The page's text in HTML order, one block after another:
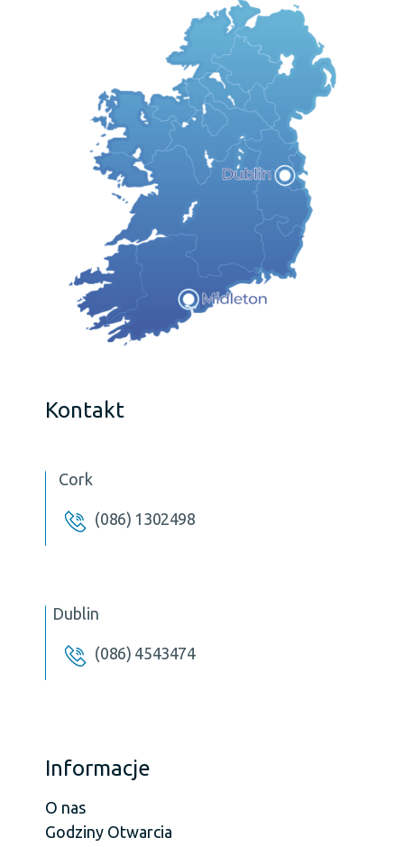
Kontakt
Cork
(086) 1302498
Dublin
(086) 4543474
Informacje
O nas
Godziny Otwarcia